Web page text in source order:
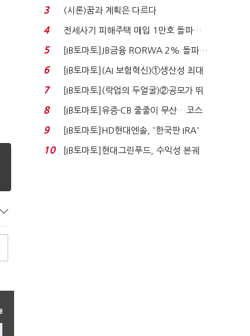
340억 베팅…가...
3 (시론)꿈과 계획은 다르다
4
전세사기 피해주택 매입 1만호 돌파…
누적 피해자 4만2...
5
[IB토마토]JB금융 RORWA 2% 돌파…
실적 견인은 은행 ...
6
[IB토마토](AI 보험혁신)①생산성 최대
80% 개선…현실...
7
[IB토마토](락업의 두얼굴)②공모가 뛰
자 첫날 매도…FI ...
8
[IB토마토]유증·CB 줄줄이 무산…코스
닥 벌점 급증에 ...
9
[IB토마토]HD현대엔솔, '한국판 IRA'
수혜 부상…세액공...
10
[IB토마토]현대그린푸드, 수익성 본궤